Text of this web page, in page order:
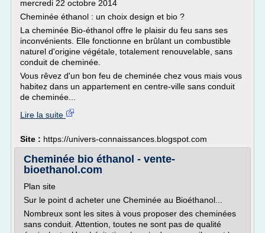
mercredi 22 octobre 2014
Cheminée éthanol : un choix design et bio ?
La cheminée Bio-éthanol offre le plaisir du feu sans ses
inconvénients. Elle fonctionne en brûlant un combustible
naturel d'origine végétale, totalement renouvelable, sans
conduit de cheminée.
Vous rêvez d'un bon feu de cheminée chez vous mais vous
habitez dans un appartement en centre-ville sans conduit
de cheminée...
Lire la suite
Site : https://univers-connaissances.blogspot.com
Cheminée bio éthanol - vente-
bioethanol.com
Plan site
Sur le point d acheter une Cheminée au Bioéthanol...
Nombreux sont les sites à vous proposer des cheminées
sans conduit. Attention, toutes ne sont pas de qualité